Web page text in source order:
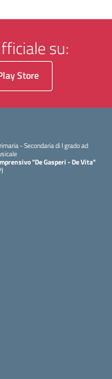
su:
Store
- Secondaria di I grado ad
"De Gasperi - De Vita"